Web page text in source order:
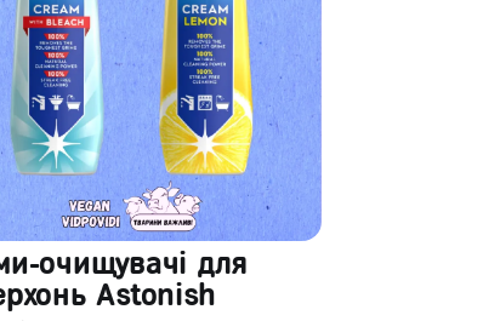
очищувачі для
Astonish